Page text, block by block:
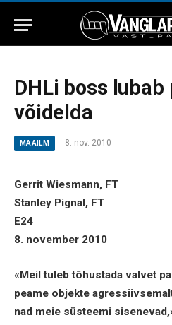
DHLi boss
võidelda
MAAILM 8. nov. 2010
Gerrit Wiesmann, FT
Stanley Pignal, FT
E24
8. november 2010
«Meil tuleb tõhustada valvet
peame objekte
nad meie süsteemi